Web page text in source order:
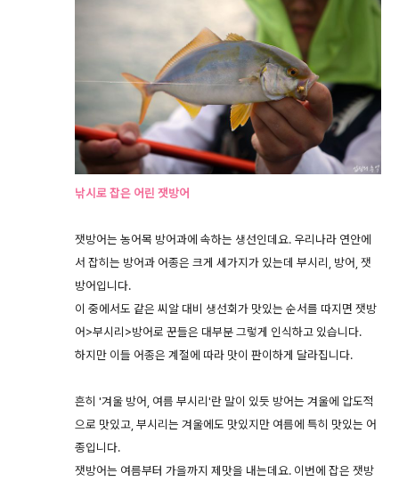
낚시로 잡은 어린 잿방어
잿방어는 농어목 방어과에 속하는 생선인데요. 우리나라 연안에
서 잡히는 방어과 어종은 크게 세가지가 있는데 부시리, 방어, 잿
방어입니다.
이 중에서도 같은 씨알 대비 생선회가 맛있는 순서를 따지면 잿방
어>부시리>방어로 꾼들은 대부분 그렇게 인식하고 있습니다.
하지만 이들 어종은 계절에 따라 맛이 판이하게 달라집니다.
흔히 '겨울 방어, 여름 부시리'란 말이 있듯 방어는 겨울에 압도적
으로 맛있고, 부시리는 겨울에도 맛있지만 여름에 특히 맛있는 어
종입니다.
잿방어는 여름부터 가을까지 제맛을 내는데요. 이번에 잡은 잿방